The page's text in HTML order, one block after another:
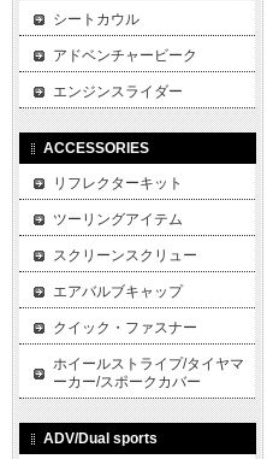
シートカウル
アドベンチャービーク
エンジンスライダー
ACCESSORIES
リフレクターキット
ツーリングアイテム
スクリーンスクリュー
エアバルブキャップ
クイック・ファスナー
ホイールストライプ/タイヤマ
ーカー/スポークカバー
ADV/Dual sports